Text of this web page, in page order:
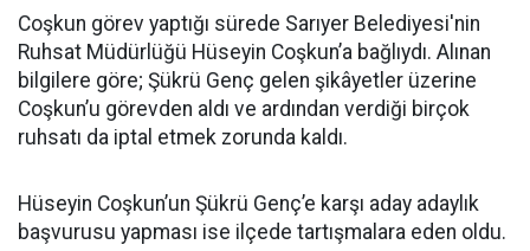
Coşkun görev yaptığı sürede Sarıyer Belediyesi'nin
Ruhsat Müdürlüğü Hüseyin Coşkun’a bağlıydı. Alınan
bilgilere göre; Şükrü Genç gelen şikâyetler üzerine
Coşkun’u görevden aldı ve ardından verdiği birçok
ruhsatı da iptal etmek zorunda kaldı.
Hüseyin Coşkun’un Şükrü Genç’e karşı aday adaylık
başvurusu yapması ise ilçede tartışmalara eden oldu.